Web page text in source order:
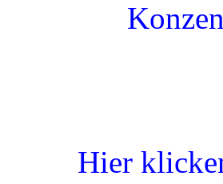
Hier